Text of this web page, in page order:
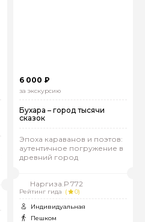
6 000 ₽
за экскурсию
Бухара – город тысячи
сказок
Эпоха караванов и поэтов:
аутентичное погружение в
древний город
Наргиза.Р 772
Рейтинг гида (
0)
Индивидуальная
Пешком